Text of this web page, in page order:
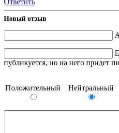
Новый отзыв
публикуется, но на него придет
Положительный Нейтральный